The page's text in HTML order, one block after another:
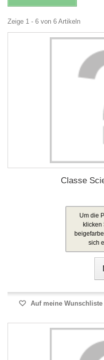
Zeige 1 - 6 von 6 Artikeln
Classe
Um die
klicken
sich
Auf meine Wunschliste